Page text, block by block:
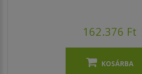
162.376 Ft
KOSÁRBA